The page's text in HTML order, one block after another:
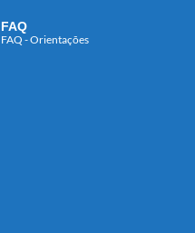
FAQ
FAQ - Orientações